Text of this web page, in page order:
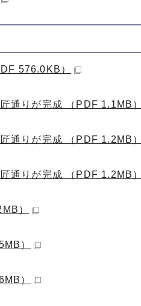
576.0KB）
通りが完成 （PDF 1.1MB）
通りが完成 （PDF 1.2MB）
通りが完成 （PDF 1.2MB）
）
）
）